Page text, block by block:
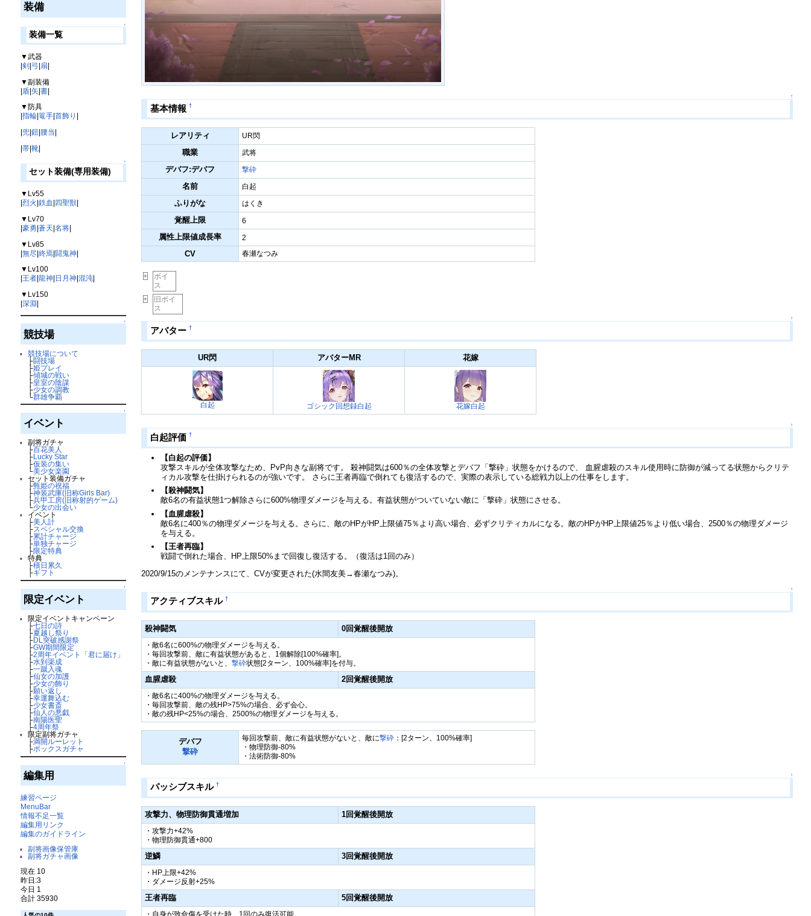
装備
↑
装備一覧
▼武器
剣 弓 扇
▼副装備
| 盾|矢|書|
▼防具
指輪| 篭手| 首飾り
兜| 鎧| 腰当
|帯|靴|
↑
セット装備(専用装備)
▼Lv55
烈火 鉄血 四聖獣|
▼Lv70
|豪勇|蒼天|名将|
▼Lv85
|無尽|終焉|闘鬼神|
▼Lv100
王者| 龍神| 日月神| 混沌|
▼Lv150
|深淵|
↑
競技場
競技場について
├闘技場
├姫プレイ
├傾城の戦い
├皇室の陰謀
├少女の調教
└群雄争覇
↑
イベント
副将ガチャ
├百花美人
├Lucky Star
├仮装の集い
└美少女楽園
セット装備ガチャ
├甄姫の祝福
├神装武庫(旧称Girls Bar)
├兵甲工房(旧称射的ゲーム)
└少女の出会い
イベント
├美人計
├スペシャル交換
├累計チャージ
├単独チャージ
├限定特典
特典
├積日累久
├ギフト
↑
限定イベント
限定イベントキャンペーン
├七日の詩
├夏越し祭り
├DL突破感謝祭
├GW期間限定
├2周年イベント「君に届け」
├水到渠成
├一蹴入魂
├仙女の加護
├少女の飾り
├願い返し
├幸運舞込む
├少女書斎
├仙人の悪戯
├南陽医聖
├4周年祭
限定副将ガチャ
├満開ルーレット
├ボックスガチャ
↑
編集用
練習ページ
MenuBar
情報不足一覧
編集用リンク
編集のガイドライン
副将画像保管庫
副将ガチャ画像
現在 10
昨日:3
今日 1
合計 35930
↑
基本情報 †
レアリティ UR閃
職業 武将
デバフ:デバフ 撃砕
名前 白起
ふりがな はくき
覚醒上限 6
属性上限値成長率 2
CV 春瀬なつみ
+
ボイ
ス
+
旧ボイ
ス
↑
アバター †
UR閃 アバターMR 花嫁
白起 ゴシック回想録白起 花嫁白起
↑
白起評価 †
【白起の評価】
攻撃スキルが全体攻撃なため、PvP向きな副将です。 殺神闘気は600％の全体攻撃とデバフ「撃砕」状態をかけるので、 血腥虐殺のスキル使用時に防御が減ってる状態からクリテ
ィカル攻撃を仕掛けられるのが強いです。 さらに王者再臨で倒れても復活するので、実際の表示している総戦力以上の仕事をします。
【殺神闘気】
敵6名の有益状態1つ解除さらに600%物理ダメージを与える。有益状態がついていない敵に「撃砕」状態にさせる。
【血腥虐殺】
敵6名に400％の物理ダメージを与える。さらに、敵のHPがHP上限値75％より高い場合、必ずクリティカルになる。敵のHPがHP上限値25％より低い場合、2500％の物理ダメージ
を与える。
【王者再臨】
戦闘で倒れた場合、HP上限50%まで回復し復活する。（復活は1回のみ）
2020/9/15のメンテナンスにて、CVが変更された(水間友美→春瀬なつみ)。
↑
アクティブスキル †
殺神闘気 0回覚醒後開放
・敵6名に600%の物理ダメージを与える。
・毎回攻撃前、敵に有益状態があると、1個解除[100%確率]。
・敵に有益状態がないと、撃砕状態[2ターン、100%確率]を付与。
血腥虐殺 2回覚醒後開放
・敵6名に400%の物理ダメージを与える。
・毎回攻撃前、敵の残HP>75%の場合、必ず会心。
・敵の残HP<25%の場合、2500%の物理ダメージを与える。
デバフ
撃砕
毎回攻撃前、敵に有益状態がないと、敵に撃砕 ：[2ターン、100%確率]
・物理防御-80%
・法術防御-80%
↑
パッシブスキル †
攻撃力、物理防御貫通増加 1回覚醒後開放
・攻撃力+42%
・物理防御貫通+800
逆鱗 3回覚醒後開放
・HP上限+42%
・ダメージ反射+25%
王者再臨 5回覚醒後開放
・自身が致命傷を受けた時、1回のみ復活可能。